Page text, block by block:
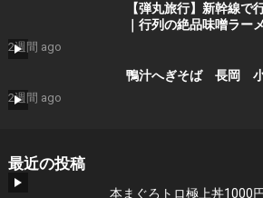
【弾丸旅行】新幹線で
｜行列の絶品味噌ラー
2週間 ago
鴨汁へぎそば 長岡
2週間 ago
最近の投稿
本まぐろトロ極上丼1000